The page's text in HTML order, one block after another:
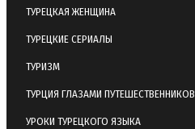
ТУРЕЦКАЯ ЖЕНЩИНА
ТУРЕЦКИЕ СЕРИАЛЫ
ТУРИЗМ
ТУРЦИЯ ГЛАЗАМИ ПУТЕШЕСТВЕННИКОВ
УРОКИ ТУРЕЦКОГО ЯЗЫКА